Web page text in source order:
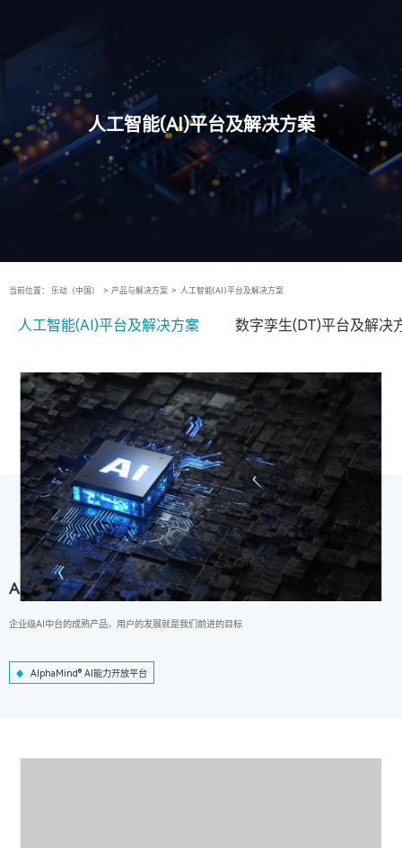
人工智能(AI)平台及解决方案
当前位置： 乐动（中国） > 产品与解决方案 > 人工智能(AI)平台及解决方案
人工智能(AI)平台及解决方案 数字孪生(DT)平台及解决
AlphaMind® AI能力开放平台
企业级AI中台的成熟产品，用户的发展就是我们前进的目标
AlphaMind® AI能力开放平台